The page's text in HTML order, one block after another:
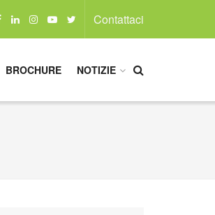
Contattaci
BROCHURE NOTIZIE